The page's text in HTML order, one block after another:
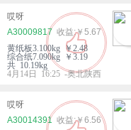
哎呀
A30009817
￥5.67
黄纸板3.100kg ￥2.48
综合纸7.090kg ￥3.19
共 10.19kg
4月14日 16:25 -奥北陕西
哎呀
A30014391
￥6.56